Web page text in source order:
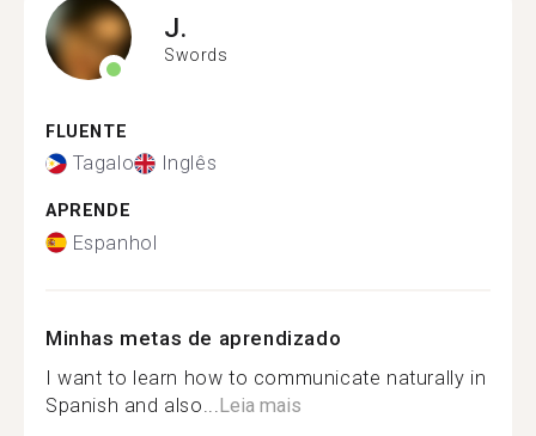
J.
Swords
FLUENTE
Tagalo Inglês
APRENDE
Espanhol
Minhas metas de aprendizado
I want to learn how to communicate naturally in
Spanish and also... Leia mais